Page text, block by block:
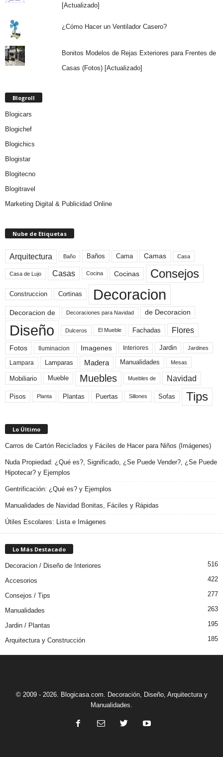
[Actualizado]
¿Cómo Hacer un Ventilador Casero?
Bonitos Modelos de Rejas Exteriores para Frentes de
Casas (Fotos) [Actualizado]
Blogroll
Blogicars
Blogichef
Blogichics
Blogistar
Blogitecno
Blogitravel
Marketing Digital & Publicidad Online
Nube de Etiquetas
Arquitectura Baño Baños Cama Camas Casa
Casa de Lujo Casas Cocina Cocinas Consejos
Construccion Cortinas Decoracion
Decoracion de Decoraciones para Navidad de Decoracion
Diseño Dulceros El Mueble Fachadas Flores
Fotos Iluminacion Imagenes Interiores Jardin Jardines
Lampara Lamparas Madera Manualidades Mesas
Mobiliario Mueble Muebles Muebles de Navidad
Pisos Planta Plantas Puertas Sillones Sofas Tips
Lo Último
Carros de Cartón Reciclados y Fáciles de Hacer para Niños (Imágenes)
Nuda Propiedad: ¿Qué es?, Significado, ¿Se Puede Vender?, ¿Se Puede
Hipotecar? y Ejemplos
Gentrificación: ¿Qué es? y Ejemplos
Manualidades de Navidad Bonitas, Fáciles y Rápidas
Útiles Escolares: Lista e Imágenes
Lo Más Destacado
Decoracion / Diseño de Interiores 516
Accesorios 422
Consejos / Tips 277
Manualidades 263
Jardin / Plantas 195
Arquitectura y Construcción 185
© 2009 - 2026. Blogicasa.com. Decoración, Diseño, Arquitectura y
Manualidades.